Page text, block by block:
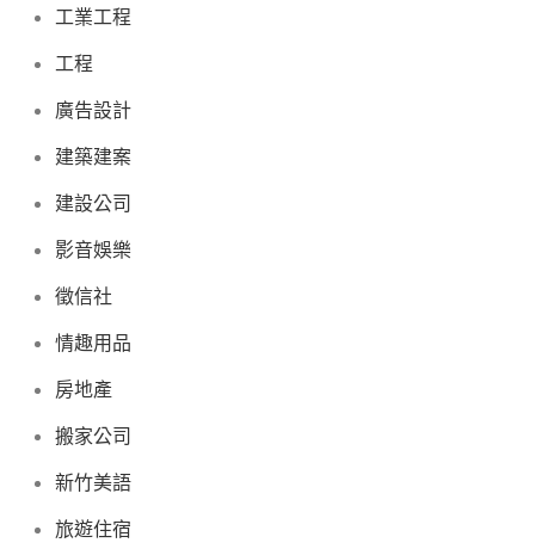
工業工程
工程
廣告設計
建築建案
建設公司
影音娛樂
徵信社
情趣用品
房地產
搬家公司
新竹美語
旅遊住宿